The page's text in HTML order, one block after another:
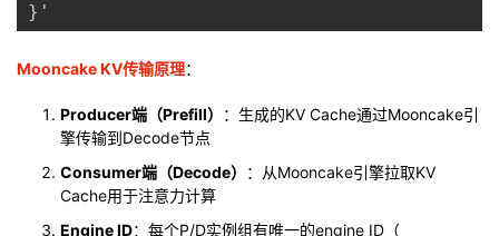
}
Mooncake KV传输原理：
Producer端（Prefill）
：生成的KV Cache通过Mooncake引
擎传输到Decode节点
Consumer端（Decode）
：从Mooncake引擎拉取KV
Cache用于注意力计算
Engine ID：每个P/D实例组有唯一的engine ID（